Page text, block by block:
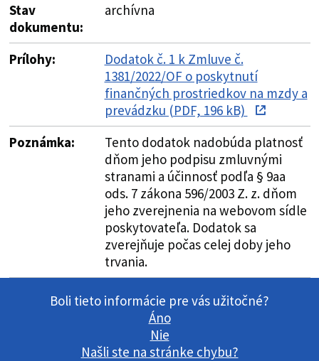
Stav
dokumentu:
archívna
Prílohy:
Dodatok č. 1 k Zmluve č.
1381/2022/OF o poskytnutí
finančných prostriedkov na mzdy a
prevádzku (PDF, 196 kB)
Poznámka:
Tento dodatok nadobúda platnosť
dňom jeho podpisu zmluvnými
stranami a účinnosť podľa § 9aa
ods. 7 zákona 596/2003 Z. z. dňom
jeho zverejnenia na webovom sídle
poskytovateľa. Dodatok sa
zverejňuje počas celej doby jeho
trvania.
Boli tieto informácie pre vás užitočné?
Áno
Nie
Našli ste na stránke chybu?